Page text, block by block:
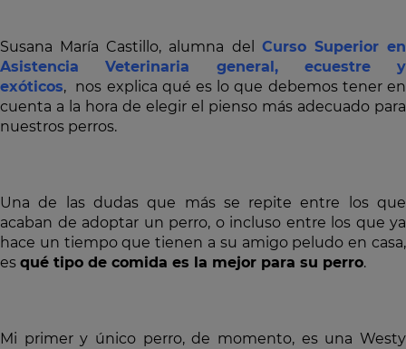
Susana María Castillo, alumna del Curso Superior en
Asistencia Veterinaria general, ecuestre y
exóticos, nos explica qué es lo que debemos tener en
cuenta a la hora de elegir el pienso más adecuado para
nuestros perros.
Una de las dudas que más se repite entre los que
acaban de adoptar un perro, o incluso entre los que ya
hace un tiempo que tienen a su amigo peludo en casa,
es qué tipo de comida es la mejor para su perro.
Mi primer y único perro, de momento, es una Westy